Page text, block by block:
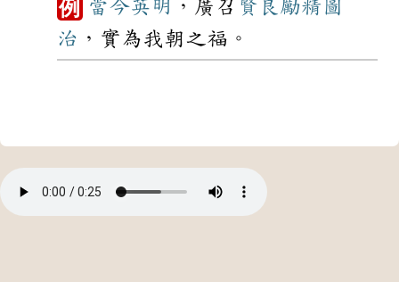
例 當今英明 ，廣召 賢良 勵精圖
治 ，實為我朝之福。